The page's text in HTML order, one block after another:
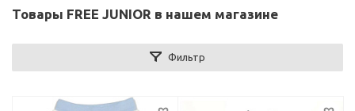
Товары FREE JUNIOR в нашем магазине
Фильтр